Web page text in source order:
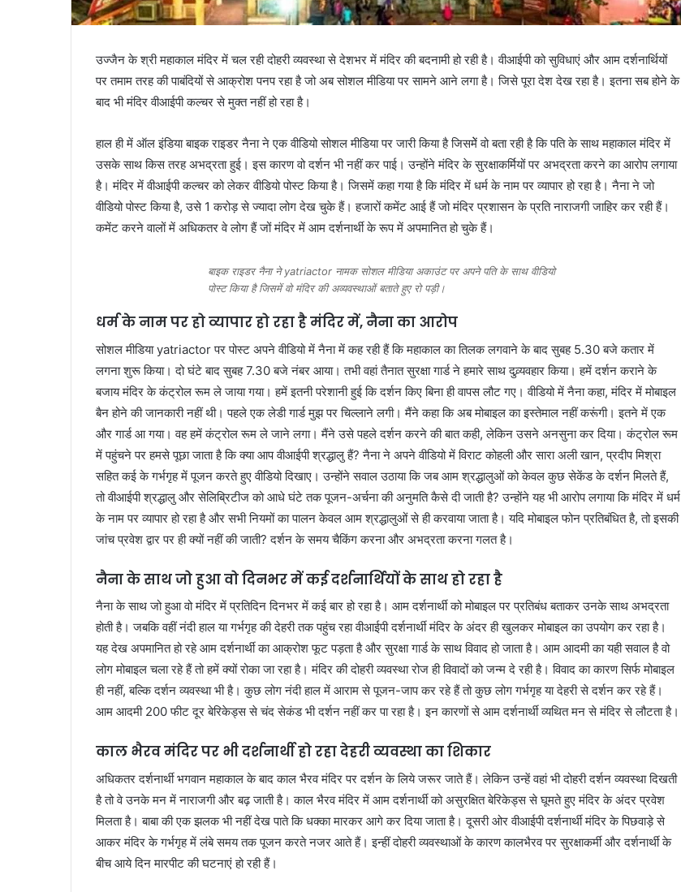
उज्जैन के श्री महाकाल मंदिर में चल रही दोहरी व्यवस्था से देशभर में मंदिर की बदनामी हो रही है। वीआईपी को सुविधाएं और आम दर्शनार्थियों
पर तमाम तरह की पाबंदियों से आक्रोश पनप रहा है जो अब सोशल मीडिया पर सामने आने लगा है। जिसे पूरा देश देख रहा है। इतना सब होने के
बाद भी मंदिर वीआईपी कल्चर से मुक्त नहीं हो रहा है।
हाल ही में ऑल इंडिया बाइक राइडर नैना ने एक वीडियो सोशल मीडिया पर जारी किया है जिसमेें वो बता रही है कि पति के साथ महाकाल मंदिर में
उसके साथ किस तरह अभद्रता हुई। इस कारण वो दर्शन भी नहीं कर पाई। उन्होंने मंदिर के सुरक्षाकर्मियों पर अभद्रता करने का आरोप लगाया
है। मंदिर में वीआईपी कल्चर को लेकर वीडियो पोस्ट किया है। जिसमें कहा गया है कि मंदिर में धर्म के नाम पर व्यापार हो रहा है। नैना ने जो
वीडियो पोस्ट किया है, उसे 1 करोड़ से ज्यादा लोग देख चुके हैं। हजारों कमेंट आई हैं जो मंदिर प्रशासन के प्रति नाराजगी जाहिर कर रही हैं।
कमेंट करने वालों में अधिकतर वे लोग हैं जों मंदिर में आम दर्शनार्थी के रूप में अपमानित हो चुके हैं।
बाइक राइडर नैना ने yatriactor नामक सोशल मीडिया अकाउंट पर अपने पति के साथ वीडियो
पोस्ट किया है जिसमें वो मंदिर की अव्यवस्थाओं बताते हुए रो पड़ी।
धर्म के नाम पर हो व्यापार हो रहा है मंदिर में, नैना का आरोप
सोशल मीडिया yatriactor पर पोस्ट अपने वीडियो में नैना में कह रही हैं कि महाकाल का तिलक लगवाने के बाद सुबह 5.30 बजे कतार में
लगना शुरू किया। दो घंटे बाद सुबह 7.30 बजे नंबर आया। तभी वहां तैनात सुरक्षा गार्ड ने हमारे साथ दुव्र्यवहार किया। हमें दर्शन कराने के
बजाय मंदिर के कंट्रोल रूम ले जाया गया। हमें इतनी परेशानी हुई कि दर्शन किए बिना ही वापस लौट गए। वीडियो में नैना कहा, मंदिर में मोबाइल
बैन होने की जानकारी नहीं थी। पहले एक लेडी गार्ड मुझ पर चिल्लाने लगी। मैंने कहा कि अब मोबाइल का इस्तेमाल नहीं करूंगी। इतने में एक
और गार्ड आ गया। वह हमें कंट्रोल रूम ले जाने लगा। मैंने उसे पहले दर्शन करने की बात कही, लेकिन उसने अनसुना कर दिया। कंट्रोल रूम
में पहुंचने पर हमसे पूछा जाता है कि क्या आप वीआईपी श्रद्धालु हैं? नैना ने अपने वीडियो में विराट कोहली और सारा अली खान, प्रदीप मिश्रा
सहित कई के गर्भगृह में पूजन करते हुए वीडियो दिखाए। उन्होंने सवाल उठाया कि जब आम श्रद्धालुओं को केवल कुछ सेकेंड के दर्शन मिलते हैं,
तो वीआईपी श्रद्धालु और सेलिब्रिटीज को आधे घंटे तक पूजन-अर्चना की अनुमति कैसे दी जाती है? उन्होंने यह भी आरोप लगाया कि मंदिर में धर्म
के नाम पर व्यापार हो रहा है और सभी नियमों का पालन केवल आम श्रद्धालुओं से ही करवाया जाता है। यदि मोबाइल फोन प्रतिबंधित है, तो इसकी
जांच प्रवेश द्वार पर ही क्यों नहीं की जाती? दर्शन के समय चैकिंग करना और अभद्रता करना गलत है।
नैना के साथ जो हुआ वो दिनभर में कई दर्शनार्थियों के साथ हो रहा है
नैना के साथ जो हुआ वो मंदिर में प्रतिदिन दिनभर में कई बार हो रहा है। आम दर्शनार्थी को मोबाइल पर प्रतिबंध बताकर उनके साथ अभद्रता
होती है। जबकि वहीं नंदी हाल या गर्भगृह की देहरी तक पहुंच रहा वीआईपी दर्शनार्थी मंदिर के अंदर ही खुलकर मोबाइल का उपयोग कर रहा है।
यह देख अपमानित हो रहे आम दर्शनार्थी का आक्रोश फूट पड़ता है और सुरक्षा गार्ड के साथ विवाद हो जाता है। आम आदमी का यही सवाल है वो
लोग मोबाइल चला रहे हैं तो हमें क्यों रोका जा रहा है। मंदिर की दोहरी व्यवस्था रोज ही विवादों को जन्म दे रही है। विवाद का कारण सिर्फ मोबाइल
ही नहीं, बल्कि दर्शन व्यवस्था भी है। कुछ लोग नंदी हाल में आराम से पूजन-जाप कर रहे हैं तो कुछ लोग गर्भगृह या देहरी से दर्शन कर रहे हैं।
आम आदमी 200 फीट दूर बेरिकेड्स से चंद सेकंड भी दर्शन नहीं कर पा रहा है। इन कारणों से आम दर्शनार्थी व्यथित मन से मंदिर से लौटता है।
काल भैरव मंदिर पर भी दर्शनार्थी हो रहा देहरी व्यवस्था का शिकार
अधिकतर दर्शनार्थी भगवान महाकाल के बाद काल भैरव मंदिर पर दर्शन के लिये जरूर जाते हैं। लेकिन उन्हें वहां भी दोहरी दर्शन व्यवस्था दिखती
है तो वे उनके मन में नाराजगी और बढ़ जाती है। काल भैरव मंदिर में आम दर्शनार्थी को असुरक्षित बेरिकेड्स से घूमते हुए मंदिर के अंदर प्रवेश
मिलता है। बाबा की एक झलक भी नहीं देख पाते कि धक्का मारकर आगे कर दिया जाता है। दूसरी ओर वीआईपी दर्शनार्थी मंदिर के पिछवाड़े से
आकर मंदिर के गर्भगृह में लंबे समय तक पूजन करते नजर आते हैं। इन्हीं दोहरी व्यवस्थाओं के कारण कालभैरव पर सुरक्षाकर्मी और दर्शनार्थी के
बीच आये दिन मारपीट की घटनाएं हो रही हैं।